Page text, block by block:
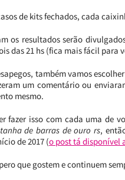
de kits fechados, cada
os resultados serão
das 21 hs (fica mais fácil para
também vamos
um comentário ou
mesmo.
fazer isso com cada uma de
de barras de ouro rs,
de 2017 (o post tá disponível
que gostem e continuem